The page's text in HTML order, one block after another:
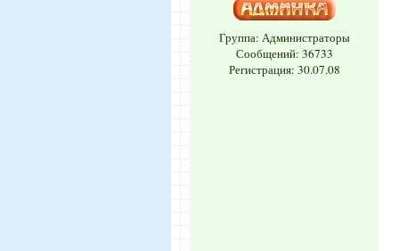
Группа: Администраторы
Сообщений: 36733
Регистрация: 30.07.08